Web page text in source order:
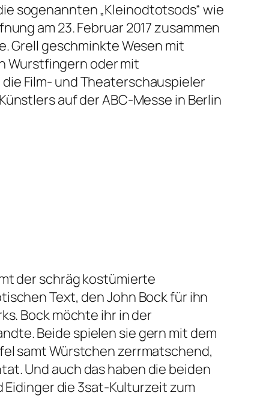
sogenannten „Kleinodtotsods“ wie
am 23. Februar 2017 zusammen
Grell geschminkte Wesen mit
Wurstfingern oder mit
Film- und Theaterschauspieler
auf der ABC-Messe in Berlin
der schräg kostümierte
Text, den John Bock für ihn
Bock möchte ihr in der
Beide spielen sie gern mit dem
samt Würstchen zerrmatschend,
. Und auch das haben die beiden
Eidinger die 3sat-Kulturzeit zum